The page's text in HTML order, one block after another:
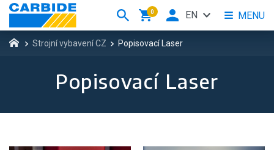
Strojní vybavení CZ Popisovací Laser
Popisovací Laser
0 MENU
EN